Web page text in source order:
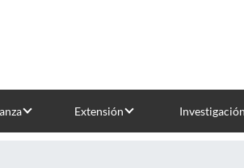
Extensión Investigación